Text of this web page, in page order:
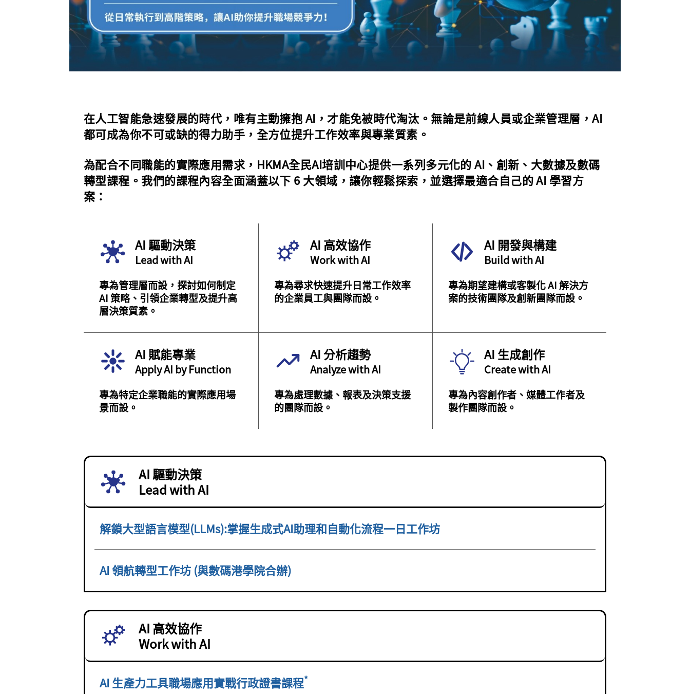
在人工智能急速發展的時代，唯有主動擁抱 AI，才能免被時代淘汰。無論是前線人員或企業管理層，AI
都可成為你不可或缺的得力助手，全方位提升工作效率與專業質素。
為配合不同職能的實際應用需求，HKMA全民AI培訓中心提供一系列多元化的 AI、創新、大數據及數碼
轉型課程。我們的課程內容全面涵蓋以下 6 大領域，讓你輕鬆探索，並選擇最適合自己的 AI 學習方
案：
AI 驅動決策
Lead with AI
專為管理層而設，探討如何制定
AI 策略、引領企業轉型及提升高
層決策質素。
AI 高效協作
Work with AI
專為尋求快速提升日常工作效率
的企業員工與團隊而設。
AI 開發與構建
Build with AI
專為期望建構或客製化 AI 解決方
案的技術團隊及創新團隊而設。
AI 賦能專業
Apply AI by Function
專為特定企業職能的實際應用場
景而設。
AI 分析趨勢
Analyze with AI
專為處理數據、報表及決策支援
的團隊而設。
AI 生成創作
Create with AI
專為內容創作者、媒體工作者及
製作團隊而設。
AI 驅動決策
Lead with AI
解鎖大型語言模型(LLMs):掌握生成式AI助理和自動化流程一日工作坊
AI 領航轉型工作坊 (與數碼港學院合辦)
AI 高效協作
Work with AI
AI 生產力工具職場應用實戰行政證書課程*